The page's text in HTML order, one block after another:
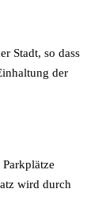
Stadt, so dass
der
wird durch